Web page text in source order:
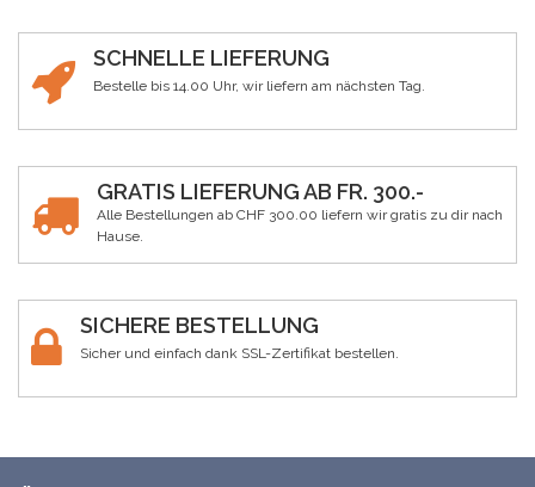
SCHNELLE LIEFERUNG
Bestelle bis 14.00 Uhr, wir liefern am nächsten Tag.
GRATIS LIEFERUNG AB FR. 300.-
Alle Bestellungen ab CHF 300.00 liefern wir gratis zu dir nach
Hause.
SICHERE BESTELLUNG
Sicher und einfach dank SSL-Zertifikat bestellen.